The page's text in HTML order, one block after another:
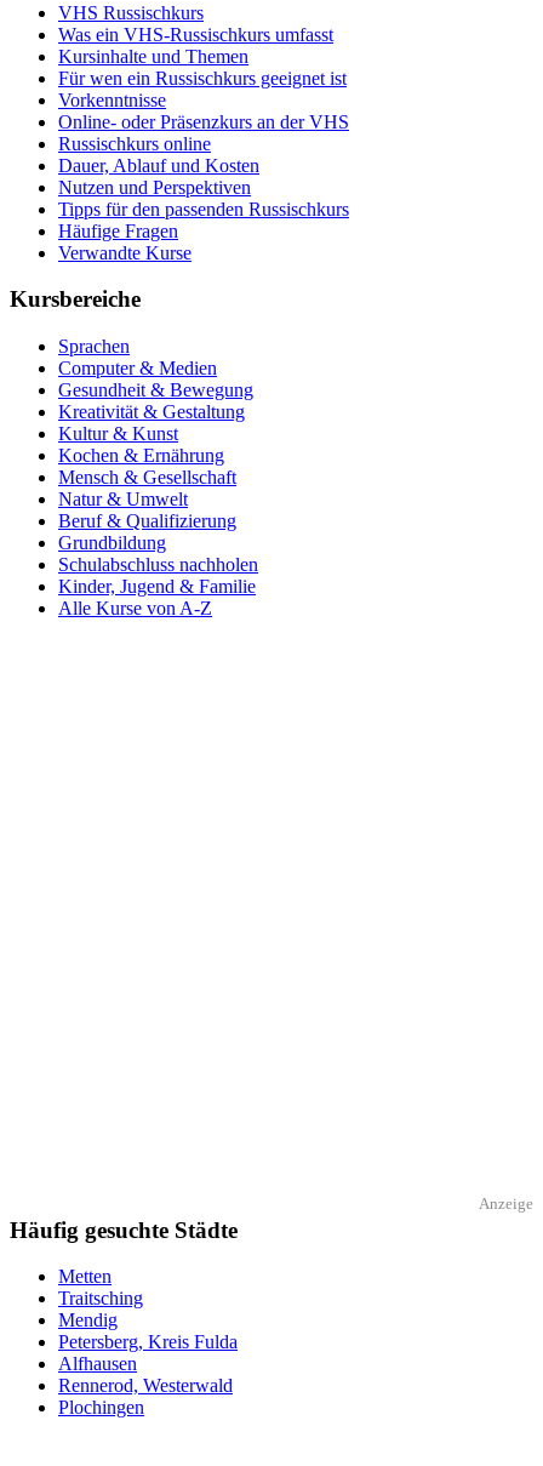
VHS Russischkurs
Was ein VHS-Russischkurs umfasst
Kursinhalte und Themen
Für wen ein Russischkurs geeignet ist
Vorkenntnisse
Online- oder Präsenzkurs an der VHS
Russischkurs online
Dauer, Ablauf und Kosten
Nutzen und Perspektiven
Tipps für den passenden Russischkurs
Häufige Fragen
Verwandte Kurse
Kursbereiche
Sprachen
Computer & Medien
Gesundheit & Bewegung
Kreativität & Gestaltung
Kultur & Kunst
Kochen & Ernährung
Mensch & Gesellschaft
Natur & Umwelt
Beruf & Qualifizierung
Grundbildung
Schulabschluss nachholen
Kinder, Jugend & Familie
Alle Kurse von A-Z
Anzeige
Häufig gesuchte Städte
Metten
Traitsching
Mendig
Petersberg, Kreis Fulda
Alfhausen
Rennerod, Westerwald
Plochingen